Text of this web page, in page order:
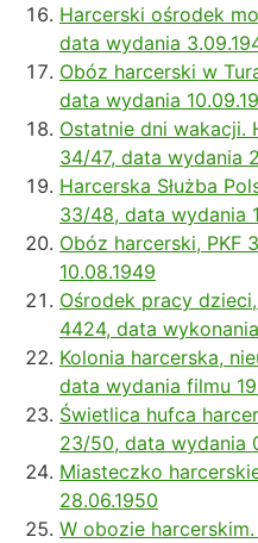
Harcerski ośrodek
data wydania
Obóz harcerski w
data wydania
Ostatnie dni wakacji.
34/47, data wydania
Harcerska Służba
33/48, data wydania
Obóz harcerski, PKF
10.08.1949
Ośrodek pracy
4424, data
Kolonia harcerska,
data wydania filmu
Świetlica hufca
23/50, data wydania
Miasteczko
28.06.1950
W obozie